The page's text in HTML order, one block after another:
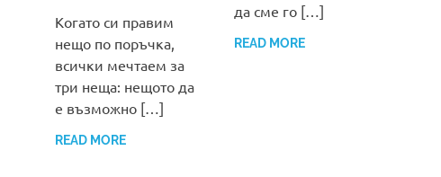
Когато си правим
нещо по поръчка,
всички мечтаем за
три неща: нещото да
е възможно […]
READ MORE
да сме го […]
READ MORE